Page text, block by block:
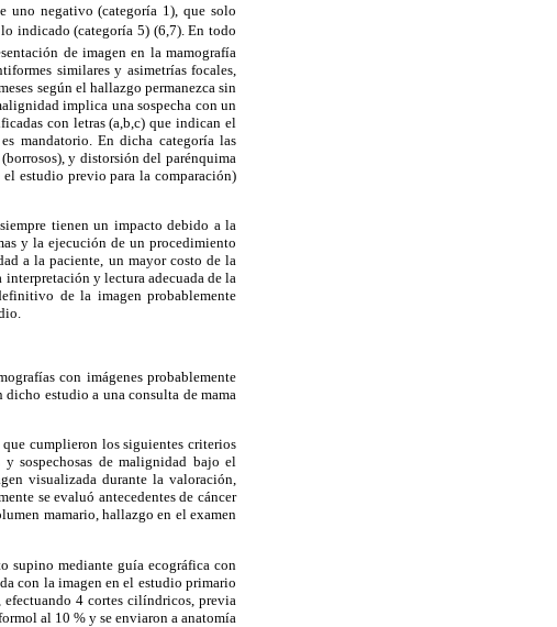
uno negativo (categoría 1), que solo
indicado (categoría 5) (6,7). En todo
de imagen en la mamografía
similares y asimetrías focales,
según el hallazgo permanezca sin
implica una sospecha con un
con letras (a,b,c) que indican el
mandatorio. En dicha categoría las
y distorsión del parénquima
estudio previo para la comparación)
tienen un impacto debido a la
y la ejecución de un procedimiento
a la paciente, un mayor costo de la
y lectura adecuada de la
de la imagen probablemente
con imágenes probablemente
estudio a una consulta de mama
cumplieron los siguientes criterios
sospechosas de malignidad bajo el
visualizada durante la valoración,
se evaluó antecedentes de cáncer
mamario, hallazgo en el examen
supino mediante guía ecográfica con
con la imagen en el estudio primario
4 cortes cilíndricos, previa
al 10 % y se enviaron a anatomía